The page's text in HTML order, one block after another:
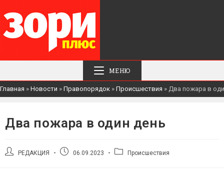
МЕНЮ
Главная » Новости » Правопорядок » Происшествия » Два пожара в
Два пожара в один день
АвторРЕДАКЦИЯ
Запись06.09.2023
РубрикаПроисшествия